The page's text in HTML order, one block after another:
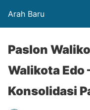
Arah Baru
Paslon
Walikota Edo
Konsolidasi